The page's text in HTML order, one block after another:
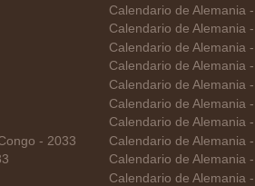
- 2033
Calendario de Alemania
Calendario de Alemania
Calendario de Alemania -
Calendario de Alemania
Calendario de Alemania
Calendario de Alemania
Calendario de Alemania
Calendario de Alemania
Calendario de Alemania
Calendario de Alemania